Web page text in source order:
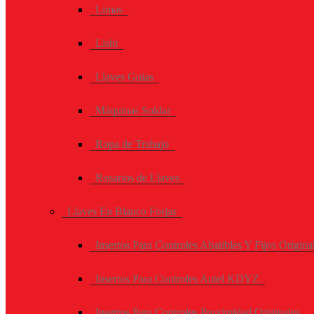
Limas
Lishi
Llaves Guias
Máquinas Soldar
Ropa de Trabajo
Rosarios de Llaves
Llaves En Blanco Forjas
Insertos Para Controles Abatibles Y Fijos
Insertos Para Controles Autel KDYZ